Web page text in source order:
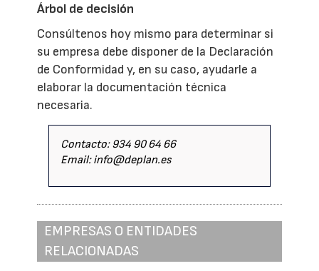
Árbol de decisión
Consúltenos hoy mismo para determinar si
su empresa debe disponer de la Declaración
de Conformidad y, en su caso, ayudarle a
elaborar la documentación técnica
necesaria.
Contacto: 934 90 64 66
Email: info@deplan.es
EMPRESAS O ENTIDADES
RELACIONADAS